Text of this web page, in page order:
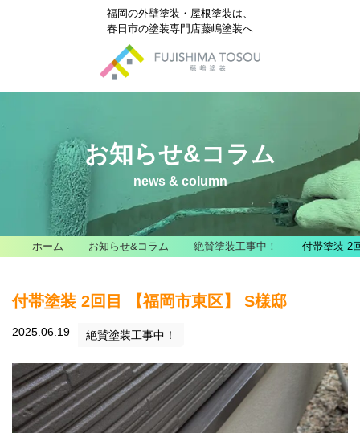
福岡の外壁塗装・屋根塗装は、
春日市の塗装専門店藤嶋塗装へ
お知らせ&コラム
news & column
ホーム お知らせ&コラム 絶賛塗装工事中！ 付帯塗装 2
付帯塗装 2回目 【福岡市東区】 S様邸
2025.06.19 絶賛塗装工事中！